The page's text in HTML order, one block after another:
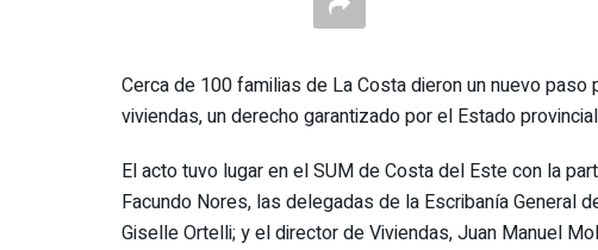
Cerca de 100 familias de La Costa dieron un nuevo
viviendas, un derecho garantizado por el Estado
El acto tuvo lugar en el SUM de Costa del Este con la
Facundo Nores, las delegadas de la Escribanía General
Giselle Ortelli; y el director de Viviendas, Juan Manuel